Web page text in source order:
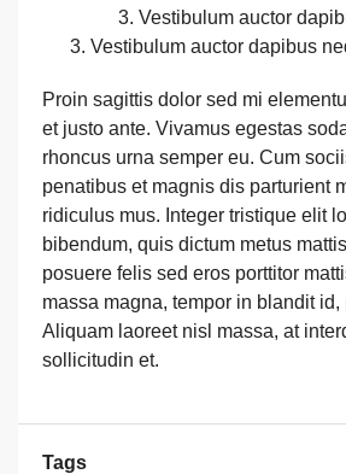
Vestibulum auctor
Vestibulum auctor dapibus
Proin sagittis dolor sed mi
et justo ante. Vivamus egestas
rhoncus urna semper eu. Cum
penatibus et magnis dis parturient
ridiculus mus. Integer tristique elit
bibendum, quis dictum metus
posuere felis sed eros porttitor
massa magna, tempor in blandit
Aliquam laoreet nisl massa, at
sollicitudin et.
Tags